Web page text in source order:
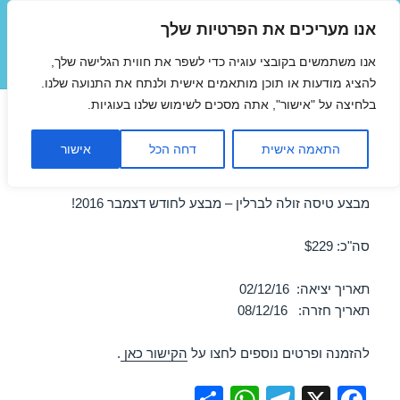
אנו מעריכים את הפרטיות שלך
אנו משתמשים בקובצי עוגיה כדי לשפר את חווית הגלישה שלך,
להציג מודעות או תוכן מותאמים אישית ולנתח את התנועה שלנו.
בלחיצה על "אישור", אתה מסכים לשימוש שלנו בעוגיות.
התאמה אישית דחה הכל אישור
תפריטים
ווידג'טים
טיסות זולות לברלין בדצמבר
02/12/2016
מבצע טיסה זולה לברלין – מבצע לחודש דצמבר 2016!
סה"כ: $229
תאריך יציאה: 02/12/16
תאריך חזרה: 08/12/16
להזמנה ופרטים נוספים לחצו על הקישור כאן .